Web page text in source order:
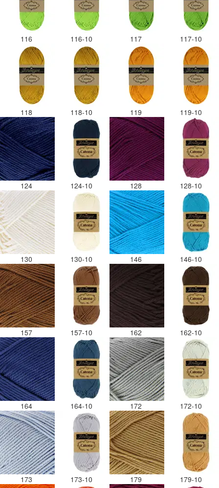
116 116-10 117 117-10
118 118-10 119 119-10
124 124-10 128 128-10
130 130-10 146 146-10
157 157-10 162 162-10
164 164-10 172 172-10
173 173-10 179 179-10